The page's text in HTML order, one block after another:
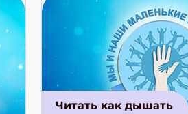
Читать как дышать